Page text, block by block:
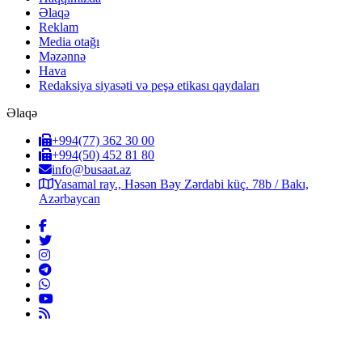
Əlaqə
Reklam
Media otağı
Məzənnə
Hava
Redaksiya siyasəti və peşə etikası qaydaları
Əlaqə
+994(77) 362 30 00
+994(50) 452 81 80
info@busaat.az
Yasamal ray., Həsən Bəy Zərdabi küç. 78b / Bakı,
Azərbaycan